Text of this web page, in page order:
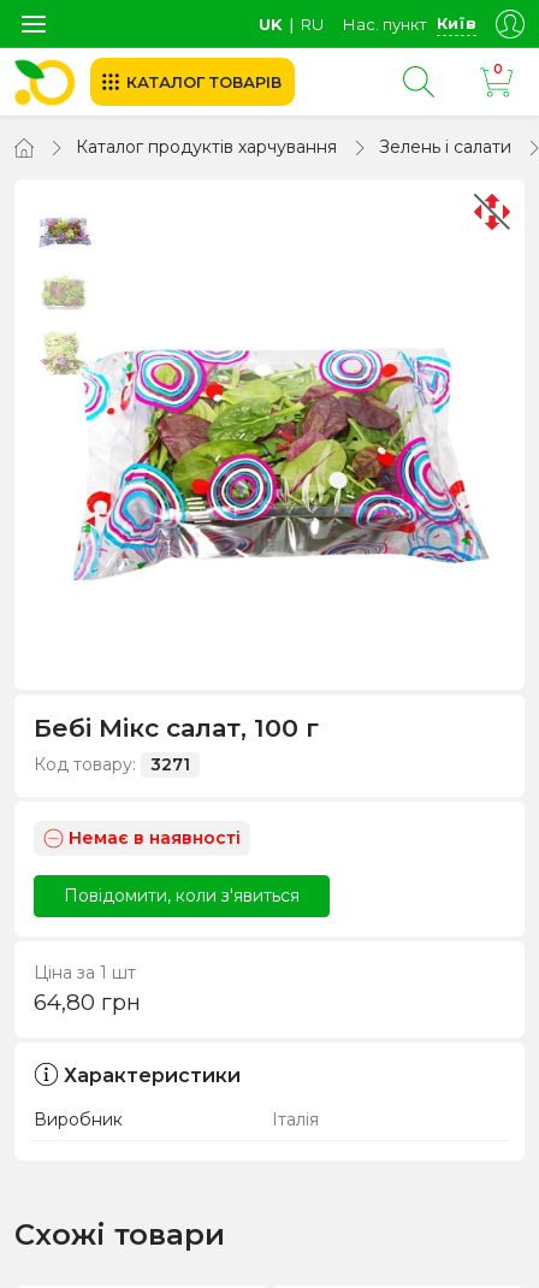
UK ∣ RU Нас. пункт Київ
КАТАЛОГ ТОВАРІВ
0
Каталог продуктів харчування Зелень і салати
Бебі Мікс салат, 100 г
Код товару: 3271
Немає в наявності
Повідомити, коли з'явиться
Ціна за 1 шт
64,80 грн
Характеристики
Виробник Італія
Схожі товари